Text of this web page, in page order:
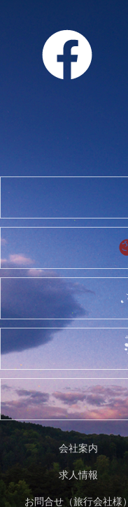
会社案内
求人情報
お問合せ（旅行会社様）